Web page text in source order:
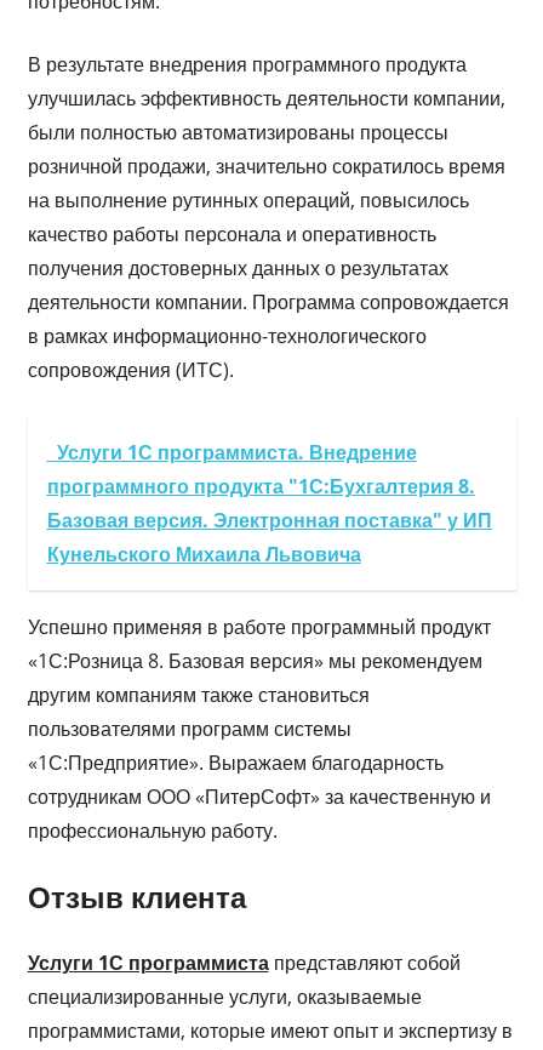
В результате внедрения программного продукта
улучшилась эффективность деятельности компании,
были полностью автоматизированы процессы
розничной продажи, значительно сократилось время
на выполнение рутинных операций, повысилось
качество работы персонала и оперативность
получения достоверных данных о результатах
деятельности компании. Программа сопровождается
в рамках информационно-технологического
сопровождения (ИТС).
Услуги 1С программиста. Внедрение
программного продукта "1С:Бухгалтерия 8.
Базовая версия. Электронная поставка" у ИП
Кунельского Михаила Львовича
Успешно применяя в работе программный продукт
«1С:Розница 8. Базовая версия» мы рекомендуем
другим компаниям также становиться
пользователями программ системы
«1С:Предприятие». Выражаем благодарность
сотрудникам ООО «ПитерСофт» за качественную и
профессиональную работу.
Отзыв клиента
Услуги 1С программистапредставляют собой
специализированные услуги, оказываемые
программистами, которые имеют опыт и экспертизу в